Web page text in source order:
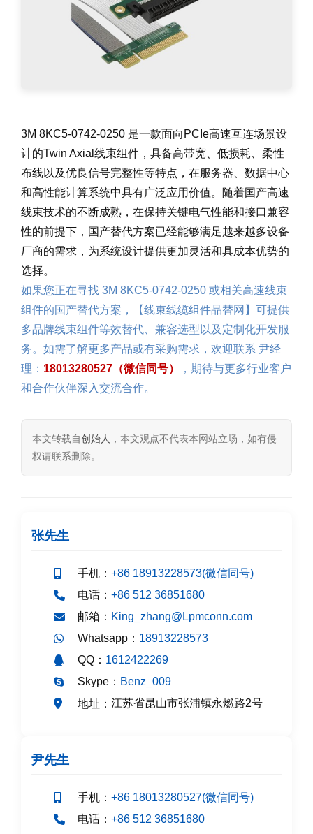
3M 8KC5-0742-0250 是一款面向PCIe高速互连场景设
计的Twin Axial线束组件，具备高带宽、低损耗、柔性
布线以及优良信号完整性等特点，在服务器、数据中心
和高性能计算系统中具有广泛应用价值。随着国产高速
线束技术的不断成熟，在保持关键电气性能和接口兼容
性的前提下，国产替代方案已经能够满足越来越多设备
厂商的需求，为系统设计提供更加灵活和具成本优势的
选择。
如果您正在寻找 3M 8KC5-0742-0250 或相关高速线束
组件的国产替代方案，【线束线缆组件品替网】可提供
多品牌线束组件等效替代、兼容选型以及定制化开发服
务。如需了解更多产品或有采购需求，欢迎联系 尹经
理： 18013280527（微信同号）
，期待与更多行业客户
和合作伙伴深入交流合作。
本文转载自创始人 ，本文观点不代表本网站立场，如有侵
权请联系删除。
张先生
手机： +86 18913228573(微信同号)
电话： +86 512 36851680
邮箱： King_zhang@Lpmconn.com
Whatsapp： 18913228573
QQ： 1612422269
Skype： Benz_009
地址： 江苏省昆山市张浦镇永燃路2号
尹先生
手机： +86 18013280527(微信同号)
电话： +86 512 36851680